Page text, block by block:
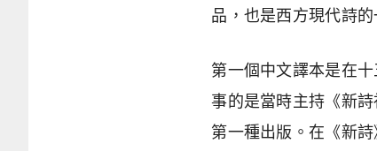
品，也是西方現代詩的
第一個中文譯本是在
事的是當時主持《新
第一種出版。在《新